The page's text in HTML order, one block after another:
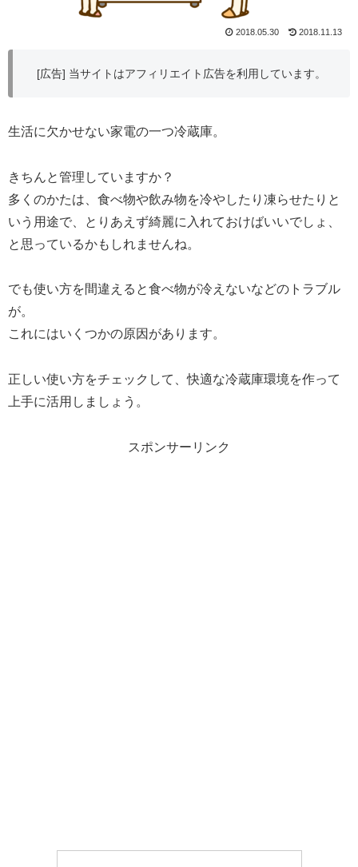
2018.05.30 2018.11.13
[広告] 当サイトはアフィリエイト広告を利用しています。
生活に欠かせない家電の一つ冷蔵庫。
きちんと管理していますか？
多くのかたは、食べ物や飲み物を冷やしたり凍らせたりと
いう用途で、とりあえず綺麗に入れておけばいいでしょ、
と思っているかもしれませんね。
でも使い方を間違えると食べ物が冷えないなどのトラブル
が。
これにはいくつかの原因があります。
正しい使い方をチェックして、快適な冷蔵庫環境を作って
上手に活用しましょう。
スポンサーリンク